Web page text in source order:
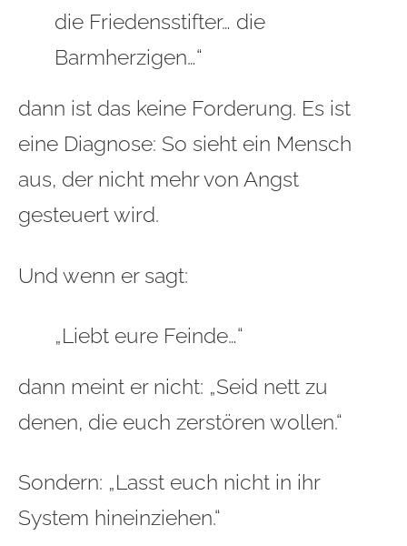
die Friedensstifter… die
Barmherzigen…“
dann ist das keine Forderung. Es ist
eine Diagnose: So sieht ein Mensch
aus, der nicht mehr von Angst
gesteuert wird.
Und wenn er sagt:
„Liebt eure Feinde…“
dann meint er nicht: „Seid nett zu
denen, die euch zerstören wollen.“
Sondern: „Lasst euch nicht in ihr
System hineinziehen.“